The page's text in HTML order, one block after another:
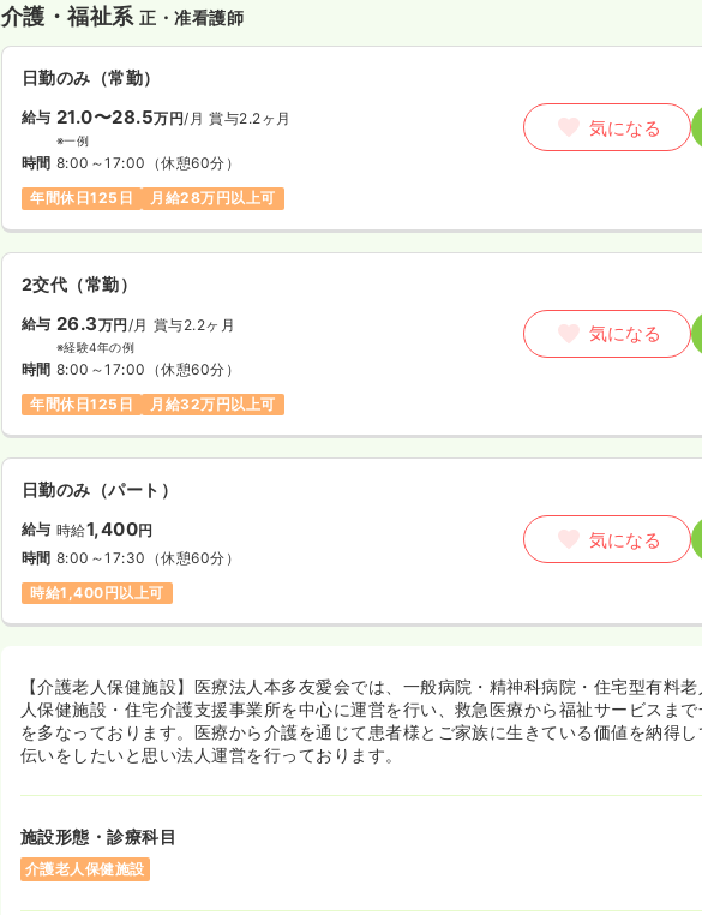
介護・福祉系正・准看護師
日勤のみ（常勤）
給与 21.0〜28.5万円/月 賞与2.2ヶ月
※一例
時間 8:00～17:00 （休憩60分）
年間休日125日
月給28万円以上可
気になる
2交代（常勤）
給与 26.3万円 /月 賞与2.2ヶ月
※経験4年の例
時間 8:00～17:00 （休憩60分）
年間休日125日
月給32万円以上可
気になる
日勤のみ（パート）
給与 時給1,400円
時間 8:00～17:30 （休憩60分）
時給1,400円以上可
気になる
【介護老人保健施設】医療法人本多友愛会では、一般病院・精神科病院・住宅型有料
人保健施設・住宅介護支援事業所を中心に運営を行い、救急医療から福祉サービスま
を多なっております。医療から介護を通じて患者様とご家族に生きている価値を納得
伝いをしたいと思い法人運営を行っております。
施設形態・診療科目
介護老人保健施設